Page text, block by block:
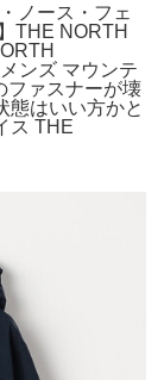
ノース・フェ
THE NORTH
ンズ マウンテ
ファスナーが壊
態はいい方かと
ス THE